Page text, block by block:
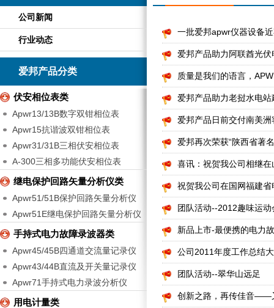
公司新闻
行业动态
爱邦产品分类
伏安相位表类
Apwr13/13B数字双钳相位表
Apwr15抗谐波双钳相位表
Apwr31/31B三相伏安相位表
A-300三相多功能伏安相位表
继电保护回路矢量分析仪类
Apwr51/51B保护回路矢量分析仪
Apwr51E继电保护回路矢量分析仪
手持式电力故障录波器类
Apwr45/45B四通道交流量记录仪
Apwr43/44B直流及开关量记录仪
Apwr71手持式电力录波分析仪
用电计量类
一批爱邦apwr仪器设备
爱邦产品助力阿联酋光伏
质量是我们的语言，
爱邦产品助力老挝水电站
爱邦产品日前交付南美洲
爱邦再次荣获“陕西省著
喜讯：祝贺我公司相继
祝贺我公司在国网福建
团队活动--2012趣味运动
新品上市-最便携的电力
公司2011年度工作总结
团队活动--翠华山远足
创新之路，再传佳音——